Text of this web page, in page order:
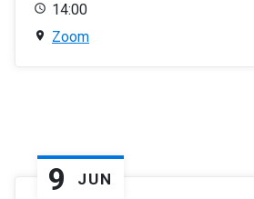
14:00
Zoom
9 JUN